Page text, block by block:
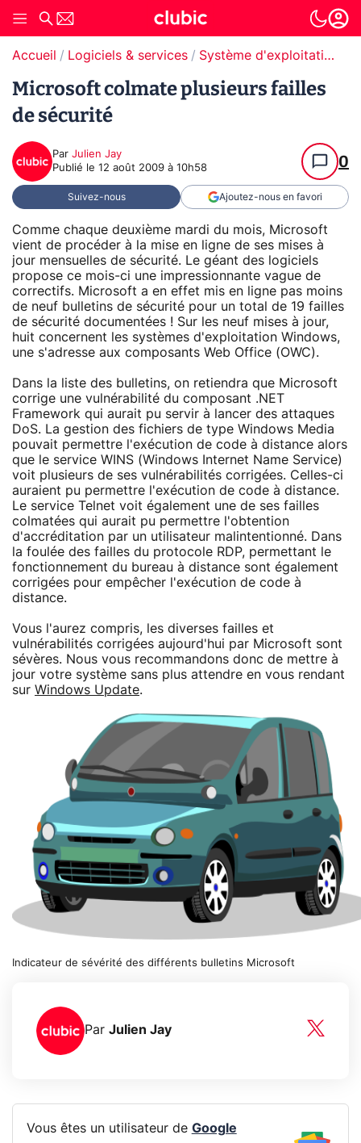
Accueil Logiciels & services Système d'exploitation (OS)
Microsoft colmate plusieurs failles
de sécurité
Par Julien Jay
Publié le 12 août 2009 à 10h58 0
Suivez-nous Ajoutez-nous en favori
Comme chaque deuxième mardi du mois, Microsoft
vient de procéder à la mise en ligne de ses mises à
jour mensuelles de sécurité. Le géant des logiciels
propose ce mois-ci une impressionnante vague de
correctifs. Microsoft a en effet mis en ligne pas moins
de neuf bulletins de sécurité pour un total de 19 failles
de sécurité documentées ! Sur les neuf mises à jour,
huit concernent les systèmes d'exploitation Windows,
une s'adresse aux composants Web Office (OWC).
Dans la liste des bulletins, on retiendra que Microsoft
corrige une vulnérabilité du composant .NET
Framework qui aurait pu servir à lancer des attaques
DoS. La gestion des fichiers de type Windows Media
pouvait permettre l'exécution de code à distance alors
que le service WINS (Windows Internet Name Service)
voit plusieurs de ses vulnérabilités corrigées. Celles-ci
auraient pu permettre l'exécution de code à distance.
Le service Telnet voit également une de ses failles
colmatées qui aurait pu permettre l'obtention
d'accréditation par un utilisateur malintentionné. Dans
la foulée des failles du protocole RDP, permettant le
fonctionnement du bureau à distance sont également
corrigées pour empêcher l'exécution de code à
distance.
Vous l'aurez compris, les diverses failles et
vulnérabilités corrigées aujourd'hui par Microsoft sont
sévères. Nous vous recommandons donc de mettre à
jour votre système sans plus attendre en vous rendant
sur Windows Update.
Indicateur de sévérité des différents bulletins Microsoft
Par Julien Jay
Vous êtes un utilisateur de Google